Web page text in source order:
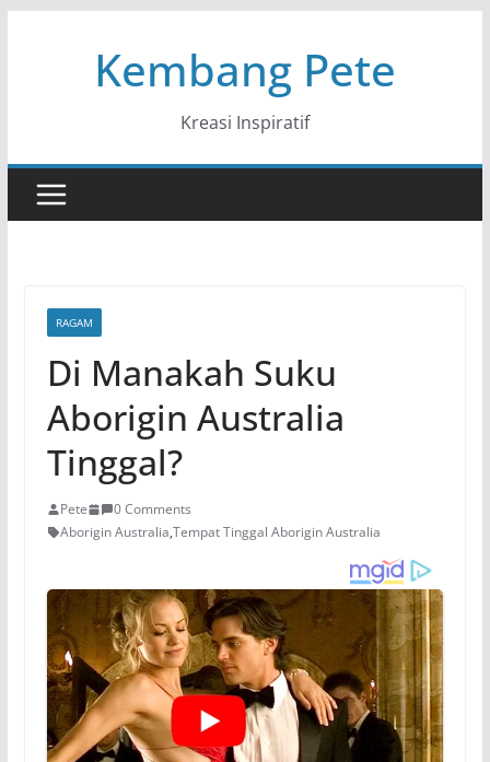
Kembang Pete
Kreasi Inspiratif
RAGAM
Di Manakah Suku
Aborigin Australia
Tinggal?
Pete
0 Comments
Aborigin Australia,Tempat Tinggal Aborigin Australia